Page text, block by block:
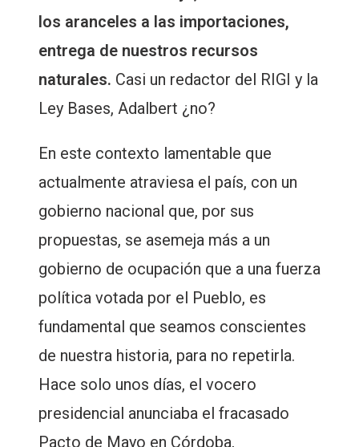
los aranceles a las importaciones,
entrega de nuestros recursos
naturales. Casi un redactor del RIGI y la
Ley Bases, Adalbert ¿no?
En este contexto lamentable que
actualmente atraviesa el país, con un
gobierno nacional que, por sus
propuestas, se asemeja más a un
gobierno de ocupación que a una fuerza
política votada por el Pueblo, es
fundamental que seamos conscientes
de nuestra historia, para no repetirla.
Hace solo unos días, el vocero
presidencial anunciaba el fracasado
Pacto de Mayo en Córdoba,